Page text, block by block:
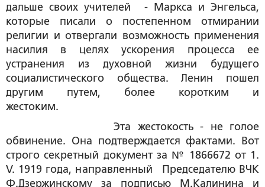
дальше своих учителей - Маркса и Энгельса,
которые писали о постепенном отмирании
религии и отвергали возможность применения
насилия в целях ускорения процесса ее
устранения из духовной жизни будущего
социалистического общества. Ленин пошел
другим путем, более коротким и
жестоким.
Эта жестокость - не голое
обвинение. Она подтверждается фактами. Вот
строго секретный документ за № 1866672 от 1.
V. 1919 года, направленный Председателю ВЧК
Ф.Дзержинскому за подписью М.Калинина и